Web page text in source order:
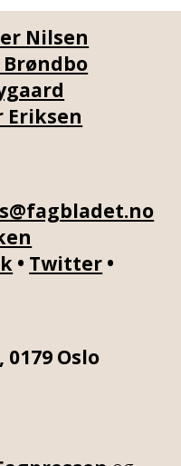
Nilsen
Eriksen
• Twitter •
Oslo